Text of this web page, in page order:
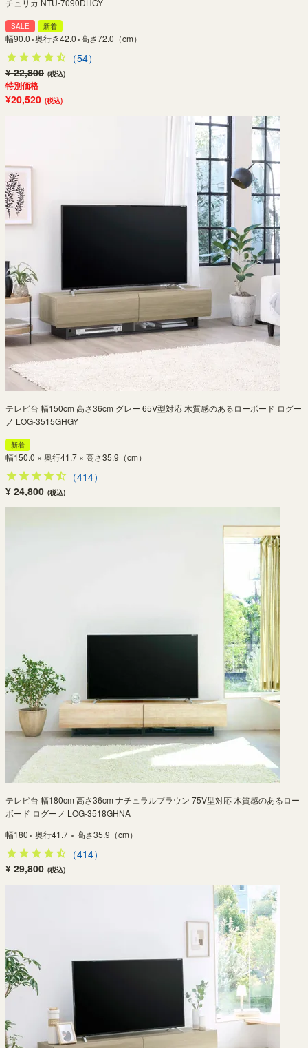
チュリカ NTU-7090DHGY
SALE 新着
幅90.0×奥行き42.0×高さ72.0（cm）
（54）
¥ 22,800 (税込)
特別価格
¥20,520 (税込)
テレビ台 幅150cm 高さ36cm グレー 65V型対応 木質感のあるローボード ログー
ノ LOG-3515GHGY
新着
幅150.0 × 奥行41.7 × 高さ35.9（cm）
（414）
¥ 24,800 (税込)
テレビ台 幅180cm 高さ36cm ナチュラルブラウン 75V型対応 木質感のあるロー
ボード ログーノ LOG-3518GHNA
幅180× 奥行41.7 × 高さ35.9（cm）
（414）
¥ 29,800 (税込)